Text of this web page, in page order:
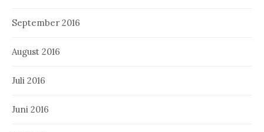
September 2016
August 2016
Juli 2016
Juni 2016